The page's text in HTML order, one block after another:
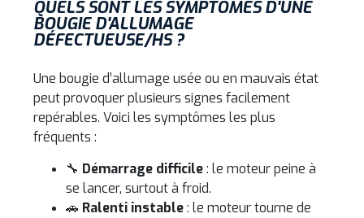
QUELS SONT LES SYMPTÔMES D'UNE
BOUGIE D'ALLUMAGE
DÉFECTUEUSE/HS ?
Une bougie d’allumage usée ou en mauvais état
peut provoquer plusieurs signes facilement
repérables. Voici les symptômes les plus
fréquents :
🔧 Démarrage difficile: le moteur peine à
se lancer, surtout à froid.
🚗 Ralenti instable: le moteur tourne de